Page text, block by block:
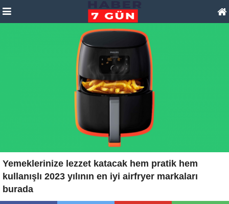
Yemeklerinize lezzet katacak hem pratik hem
kullanışlı 2023 yılının en iyi airfryer markaları
burada